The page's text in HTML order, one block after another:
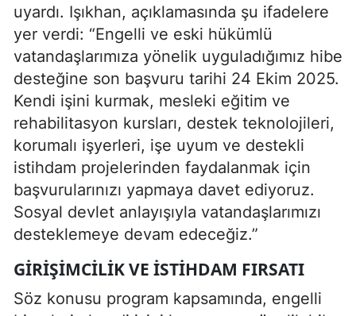
uyardı. Işıkhan, açıklamasında şu ifadelere
yer verdi: “Engelli ve eski hükümlü
vatandaşlarımıza yönelik uyguladığımız hibe
desteğine son başvuru tarihi 24 Ekim 2025.
Kendi işini kurmak, mesleki eğitim ve
rehabilitasyon kursları, destek teknolojileri,
korumalı işyerleri, işe uyum ve destekli
istihdam projelerinden faydalanmak için
başvurularınızı yapmaya davet ediyoruz.
Sosyal devlet anlayışıyla vatandaşlarımızı
desteklemeye devam edeceğiz.”
GIRIŞIMCILIK VE ISTIHDAM FIRSATI
Söz konusu program kapsamında, engelli